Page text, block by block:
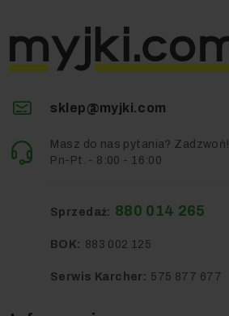
sklep@myjki.com
Masz do nas pytania? Zadzwoń!
Pn-Pt. - 8:00 - 16:00
Sprzedaż: 880 014 265
BOK: 883 002 125
Serwis Karcher: 575 877 677